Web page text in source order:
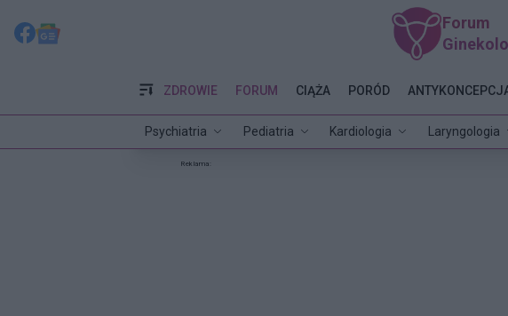
Forum
ZDROWIE
Psychiatria Pediatria Kardiologia Laryngologia
FORUM CIĄŻA PORÓD
Reklama: